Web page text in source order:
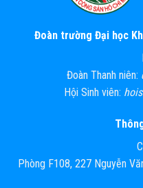
Đoàn trường Đại học
Đoàn Thanh niên:
Hội Sinh viên:
Phòng F108, 227 Nguyễn